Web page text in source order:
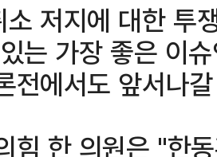
저지에 대한 투
는 가장 좋은 이
전에서도 앞서나
힘 한 의원은 "한